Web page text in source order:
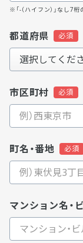
※「-（ハイフン）」なし7
都道府県
市区町村
町名・番地
マンション名・